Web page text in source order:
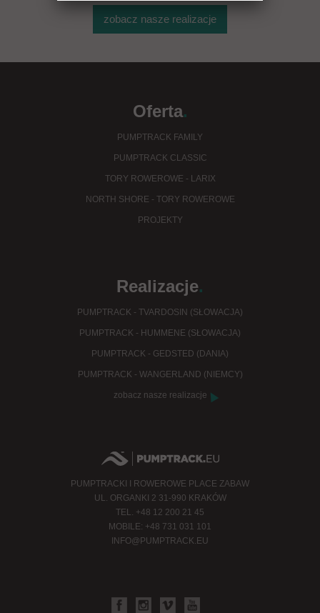
zobacz nasze realizacje
Oferta.
PUMPTRACK FAMILY
PUMPTRACK CLASSIC
TORY ROWEROWE - LARIX
NORTH SHORE - TORY ROWEROWE
PROJEKTY
Realizacje.
PUMPTRACK - TVARDOSIN (SŁOWACJA)
PUMPTRACK - HUMMENE (SŁOWACJA)
PUMPTRACK - GEDSTED (DANIA)
PUMPTRACK - WANGERLAND (NIEMCY)
zobacz nasze realizacje
PUMPTRACKI I ROWEROWE PLACE ZABAW
UL. ORGANKI 2 31-990 KRAKÓW
TEL. +48 12 200 21 45
MOBILE: +48 731 031 101
INFO@PUMPTRACK.EU